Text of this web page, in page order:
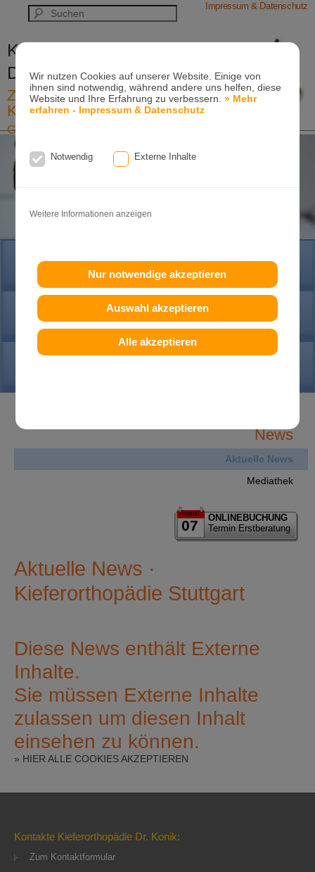
Wir nutzen Cookies auf unserer Website. Einige von
ihnen sind notwendig, während andere uns helfen, diese
Website und Ihre Erfahrung zu verbessern.» Mehr
erfahren - Impressum & Datenschutz
Notwendig Externe Inhalte
Weitere Informationen anzeigen
Nur notwendige akzeptieren
Auswahl akzeptieren
Alle akzeptieren
Impressum & Datenschutz
Kieferorthopädische Praxis
Dr. Konik & Kollegen
Zahn- und Kieferregulierungen für
Kinder und Erwachsene
Ganzheitliche-Kieferorthopädie
Erwachsenen-Kieferorthopädie
Tel. +49(0)7151-96 94 0-0 · www.konik.de
HOME
PRAXIS
News
Aktuelle News
Mediathek
August
07
ONLINEBUCHUNG
Termin Erstberatung
Aktuelle News ·
Kieferorthopädie Stuttgart
Diese News enthält Externe
Inhalte.
Sie müssen Externe Inhalte
zulassen um diesen Inhalt
einsehen zu können.
» HIER ALLE COOKIES AKZEPTIEREN
Kontakte Kieferorthopädie Dr. Konik:
Zum Kontaktformular